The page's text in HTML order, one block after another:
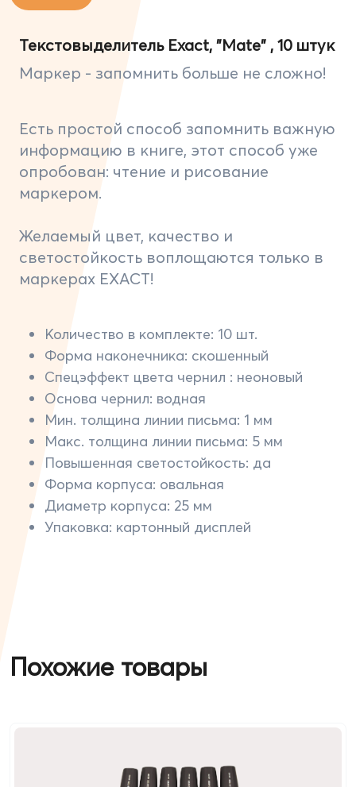
Текстовыделитель Exact, "Mate" , 10 штук
Маркер - запомнить больше не сложно!
Есть простой способ запомнить важную
информацию в книге, этот способ уже
опробован: чтение и рисование
маркером.
Желаемый цвет, качество и
светостойкость воплощаются только в
маркерах EXACT!
Количество в комплекте: 10 шт.
Форма наконечника: скошенный
Спецэффект цвета чернил : неоновый
Основа чернил: водная
Мин. толщина линии письма: 1 мм
Макс. толщина линии письма: 5 мм
Повышенная светостойкость: да
Форма корпуса: овальная
Диаметр корпуса: 25 мм
Упаковка: картонный дисплей
Похожие товары